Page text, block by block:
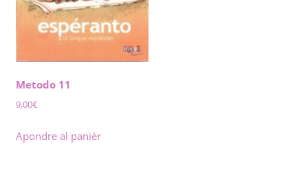
Metodo 11
9,00€
Apondre al panièr